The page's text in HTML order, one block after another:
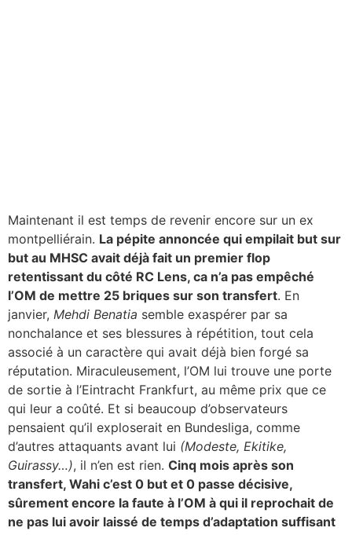
Maintenant il est temps de revenir encore sur un ex
montpelliérain. La pépite annoncée qui empilait but sur
but au MHSC avait déjà fait un premier flop
retentissant du côté RC Lens, ca n’a pas empêché
l’OM de mettre 25 briques sur son transfert. En
janvier, Mehdi Benatia semble exaspérer par sa
nonchalance et ses blessures à répétition, tout cela
associé à un caractère qui avait déjà bien forgé sa
réputation. Miraculeusement, l’OM lui trouve une porte
de sortie à l’Eintracht Frankfurt, au même prix que ce
qui leur a coûté. Et si beaucoup d’observateurs
pensaient qu’il exploserait en Bundesliga, comme
d’autres attaquants avant lui (Modeste, Ekitike,
Guirassy…), il n’en est rien. Cinq mois après son
transfert, Wahi c’est 0 but et 0 passe décisive,
sûrement encore la faute à l’OM à qui il reprochait de
ne pas lui avoir laissé de temps d’adaptation suffisant